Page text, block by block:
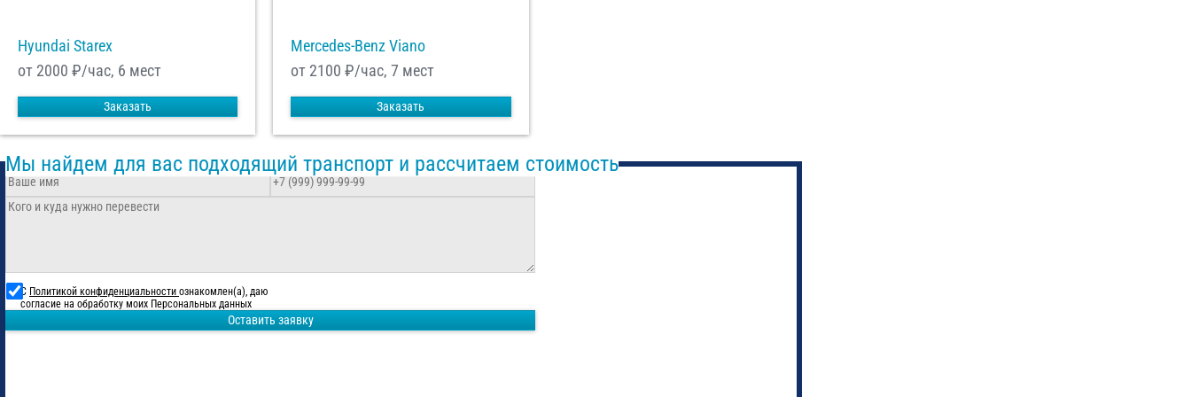
Hyundai Starex
от 2000 ₽/час, 6 мест
Заказать
Mercedes-Benz Viano
от 2100 ₽/час, 7 мест
Заказать
Мы найдем для вас подходящий транспорт и рассчитаем стоимость
С Политикой конфиденциальности ознакомлен(а), даю
согласие на обработку моих Персональных данных
Оставить заявку